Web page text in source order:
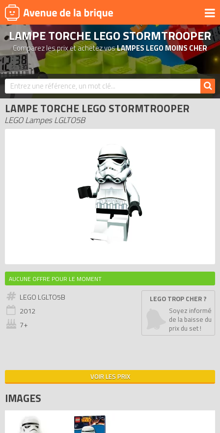
UNIVERS
PRODUITS DÉRIVÉS
NOUVEAUTÉS
LEGO 2026
BONS PLANS
EXPOSITIONS LEGO
LEGO LES PLUS CHERS
DERNIERS LEGO AJOUTÉS
LAMPE TORCHE LEGO STORMTROOPER
Comparez les prix et achetez vosLAMPES LEGO MOINS CHER
LAMPE TORCHE LEGO STORMTROOPER
LEGO Lampes LGLTO5B
AUCUNE OFFRE POUR LE MOMENT
LEGO LGLTO5B
2012
7+
LEGO TROP CHER ?
Soyez informé
de la baisse du
prix du set !
VOIR LES PRIX
IMAGES